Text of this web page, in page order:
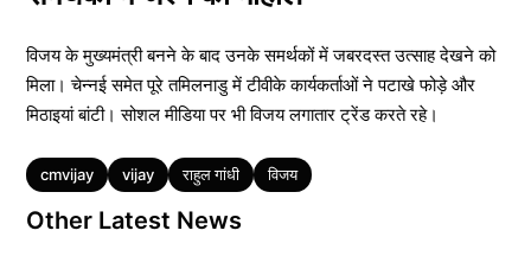
विजय के मुख्यमंत्री बनने के बाद उनके समर्थकों में जबरदस्त उत्साह देखने को
मिला। चेन्नई समेत पूरे तमिलनाडु में टीवीके कार्यकर्ताओं ने पटाखे फोड़े और
मिठाइयां बांटी। सोशल मीडिया पर भी विजय लगातार ट्रेंड करते रहे।
Tags
cmvijay vijay राहुल गांधी विजय
Other Latest News